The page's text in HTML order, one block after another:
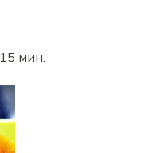
15 мин.